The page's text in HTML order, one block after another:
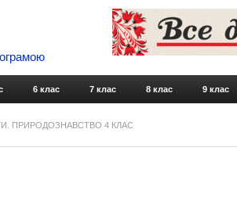
Skip to content
6 клас 7 клас 8 клас 9 клас
ПРИРОДОЗНАВСТВО 4 КЛАС